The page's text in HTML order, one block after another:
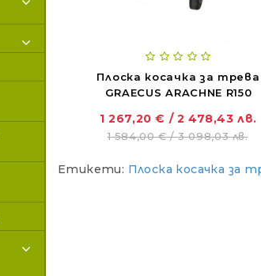
Плоска косачка за трева
GRAECUS ARACHNE R150
1 267,20 € / 2 478,43 лв.
1 584,00 € / 3 098,03 лв.
Етикети: Плоска косачка за